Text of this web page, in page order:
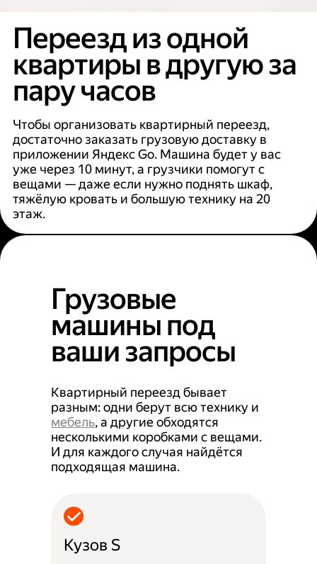
Переезд из одной
квартиры в другую за
пару часов
Чтобы организовать квартирный переезд,
достаточно заказать грузовую доставку в
приложении Яндекс Go. Машина будет у вас
уже через 10 минут, а грузчики помогут с
вещами — даже если нужно поднять шкаф,
тяжёлую кровать и большую технику на 20
этаж.
Грузовые
машины под
ваши запросы
Квартирный переезд бывает
разным: одни берут всю технику и
мебель, а другие обходятся
несколькими коробками с вещами.
И для каждого случая найдётся
подходящая машина.
Кузов S